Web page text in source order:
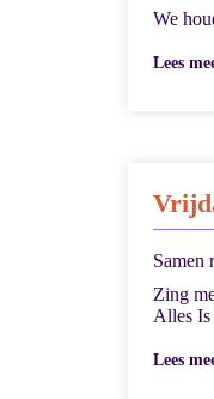
We
Lees
Samen
Zing
Alles Is
Lees